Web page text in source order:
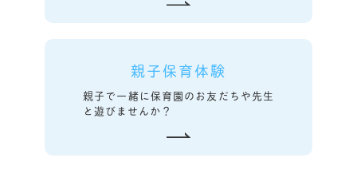
親子保育体験
親子で一緒に保育園のお友だちや先生
と遊びませんか？